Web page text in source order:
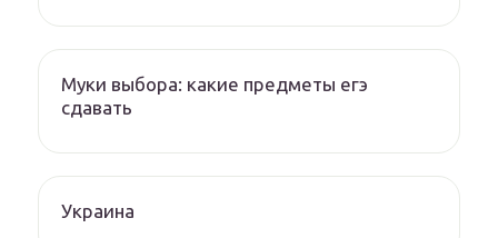
Муки выбора: какие предметы егэ
сдавать
Украина